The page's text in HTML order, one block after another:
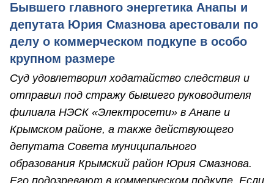
Бывшего главного энергетика Анапы и
депутата Юрия Смазнова арестовали по
делу о коммерческом подкупе в особо
крупном размере
Суд удовлетворил ходатайство следствия и
отправил под стражу бывшего руководителя
филиала НЭСК «Электросети» в Анапе и
Крымском районе, а также действующего
депутата Совета муниципального
образования Крымский район Юрия Смазнова.